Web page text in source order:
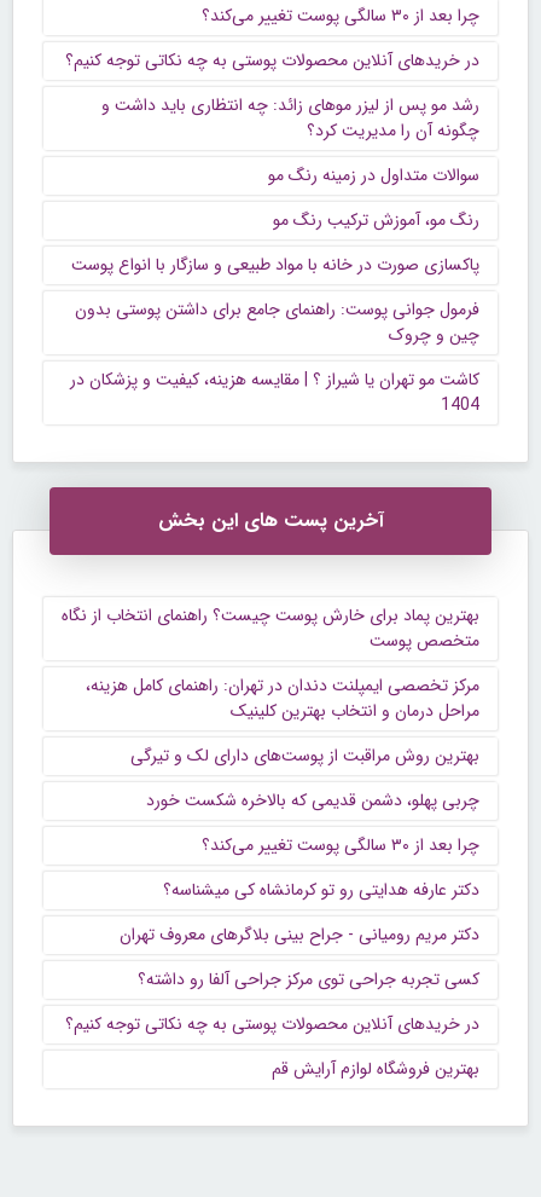
چرا بعد از ۳۰ سالگی پوست تغییر می‌کند؟
در خریدهای آنلاین محصولات پوستی به چه نکاتی توجه کنیم؟
رشد مو پس از لیزر موهای زائد: چه انتظاری باید داشت و
چگونه آن را مدیریت کرد؟
سوالات متداول در زمینه رنگ مو
رنگ مو، آموزش ترکیب رنگ مو
پاکسازی صورت در خانه با مواد طبیعی و سازگار با انواع پوست
فرمول جوانی پوست: راهنمای جامع برای داشتن پوستی بدون
چین و چروک
کاشت مو تهران یا شیراز ؟ | مقایسه هزینه، کیفیت و پزشکان در
1404
آخرین پست های این بخش
بهترین پماد برای خارش پوست چیست؟ راهنمای انتخاب از نگاه
متخصص پوست
مرکز تخصصی ایمپلنت دندان در تهران: راهنمای کامل هزینه،
مراحل درمان و انتخاب بهترین کلینیک
بهترین روش مراقبت از پوست‌های دارای لک و تیرگی
چربی پهلو، دشمن قدیمی که بالاخره شکست خورد
چرا بعد از ۳۰ سالگی پوست تغییر می‌کند؟
دکتر عارفه هدایتی رو تو کرمانشاه کی میشناسه؟
دکتر مریم رومیانی - جراح بینی بلاگرهای معروف تهران
کسی تجربه جراحی توی مرکز جراحی آلفا رو داشته؟
در خریدهای آنلاین محصولات پوستی به چه نکاتی توجه کنیم؟
بهترین فروشگاه لوازم آرایش قم